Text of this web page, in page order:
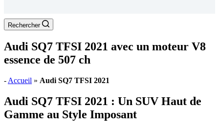
Rechercher
Audi SQ7 TFSI 2021 avec un moteur V8
essence de 507 ch
- Accueil » Audi SQ7 TFSI 2021
Audi SQ7 TFSI 2021 : Un SUV Haut de
Gamme au Style Imposant